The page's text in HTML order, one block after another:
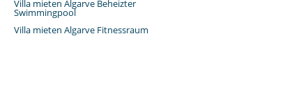
Villa mieten Algarve Beheizter
Swimmingpool
Villa mieten Algarve Fitnessraum